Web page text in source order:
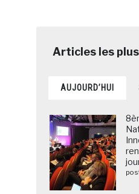
AUJOURD’HUI